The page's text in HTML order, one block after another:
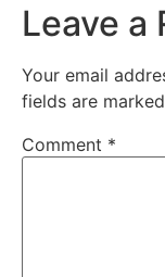
Leave a
Your email
fields are marked
Comment *